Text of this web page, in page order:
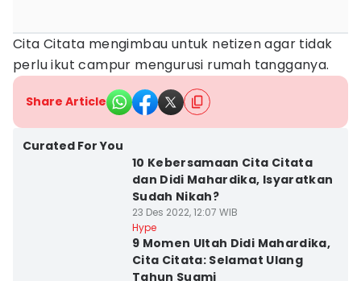
Cita Citata mengimbau untuk netizen agar tidak
perlu ikut campur mengurusi rumah tangganya.
Share Article
Curated For You
10 Kebersamaan Cita Citata
dan Didi Mahardika, Isyaratkan
Sudah Nikah?
23 Des 2022, 12:07 WIB
Hype
9 Momen Ultah Didi Mahardika,
Cita Citata: Selamat Ulang
Tahun Suami